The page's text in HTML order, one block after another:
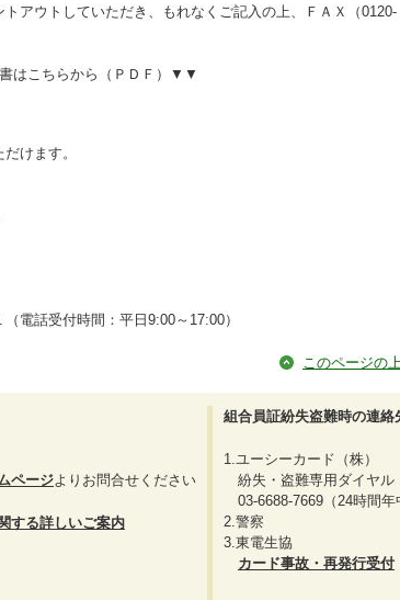
アウトしていただき、もれなくご記入の上、ＦＡＸ（0120-
はこちらから（ＰＤＦ）▼▼
けます。
（電話受付時間：平日9:00～17:00）
このページの
ページよりお問合せください
する詳しいご案内
組合員証紛失盗難時の連絡
1.ユーシーカード（株）
紛失・盗難専用ダイヤル
03-6688-7669（24時間年
2.警察
3.東電生協
カード事故・再発行受付